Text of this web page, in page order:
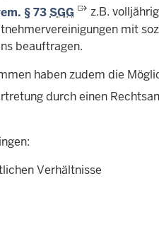
§ 73SGG
z.B.
mit
beauftragen.
haben zudem die
durch einen
Verhältnisse